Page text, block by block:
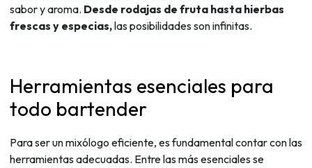
sabor y aroma. Desde rodajas de fruta hasta hierbas
frescas y especias,las posibilidades son infinitas.
Herramientas esenciales para
todo bartender
Para ser un mixólogo eficiente, es fundamental contar con las
herramientas adecuadas. Entre las más esenciales se